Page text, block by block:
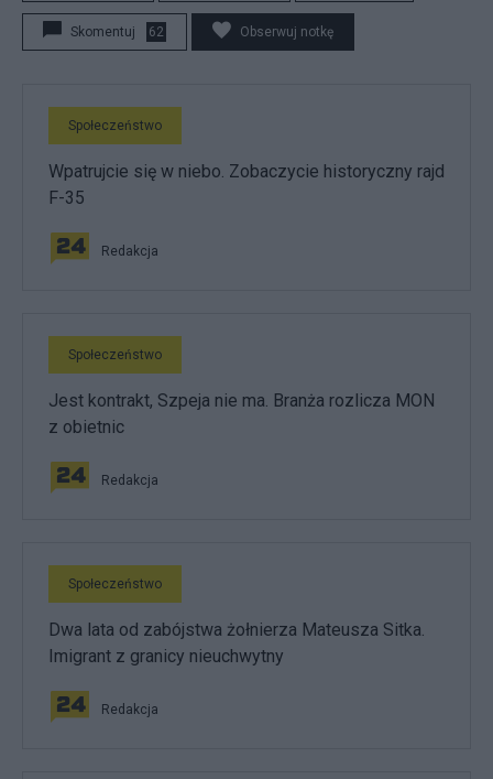
Skomentuj 62 Obserwuj notkę
Społeczeństwo
Wpatrujcie się w niebo. Zobaczycie historyczny rajd
F-35
Redakcja
Społeczeństwo
Jest kontrakt, Szpeja nie ma. Branża rozlicza MON
z obietnic
Redakcja
Społeczeństwo
Dwa lata od zabójstwa żołnierza Mateusza Sitka.
Imigrant z granicy nieuchwytny
Redakcja